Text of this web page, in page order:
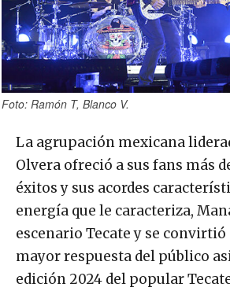
Foto: Ramón T, Blanco V.
La agrupación mexicana
Olvera ofreció a sus fans más
éxitos y sus acordes
energía que le caracteriza,
escenario Tecate y se convirtió
mayor respuesta del público
edición 2024 del popular